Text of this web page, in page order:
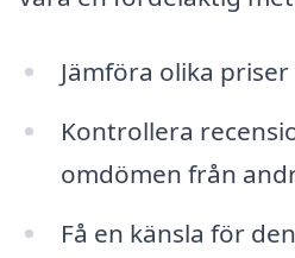
Jämföra olika
Kontrollera
omdömen från
Få en känsla för